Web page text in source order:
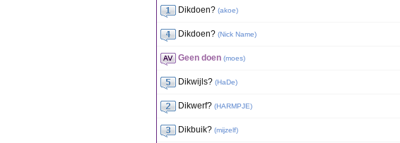
Dikdoen? (akoe)
Dikdoen? (Nick Name)
Geen doen (moes)
Dikwijls? (HaDe)
Dikwerf? (HARMPJE)
Dikbuik? (mijzelf)